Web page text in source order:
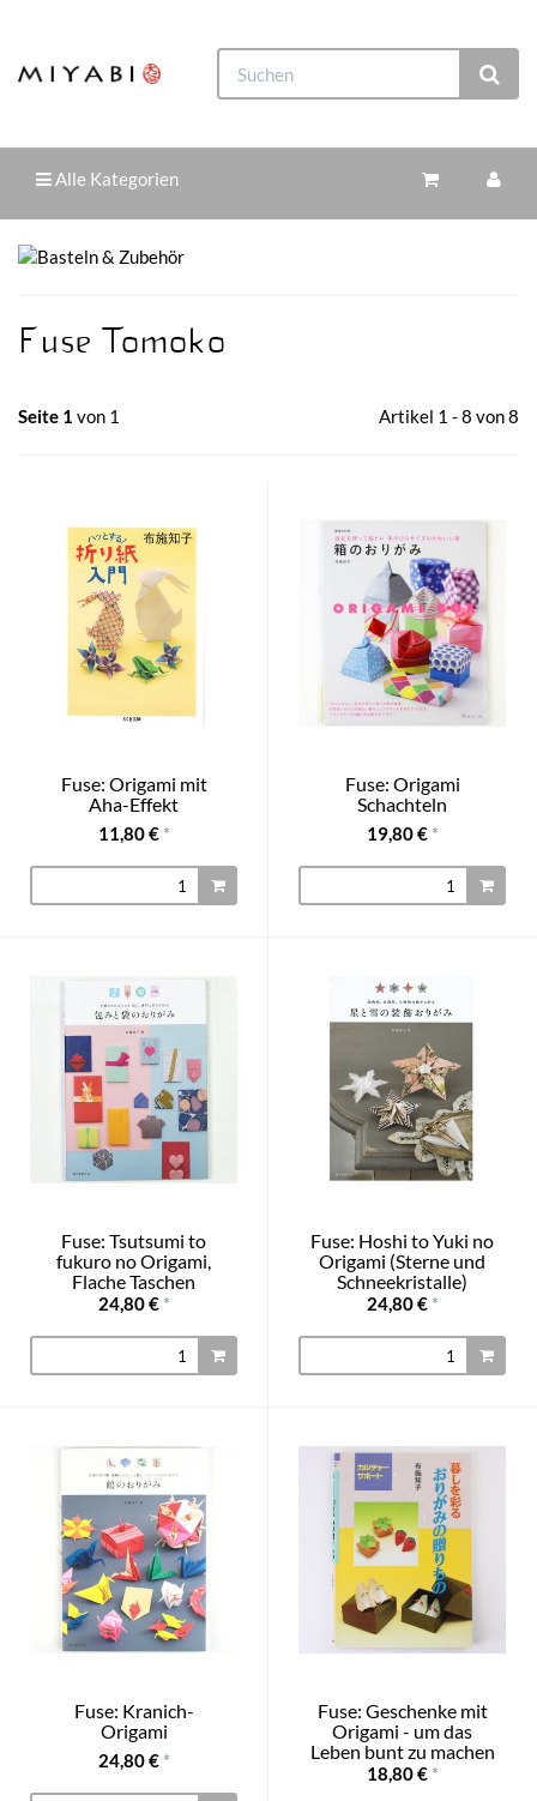
Alle Kategorien
Fuse Tomoko
Seite 1 von 1 Artikel 1 - 8 von 8
Fuse: Origami mit
Aha-Effekt
11,80 € *
Fuse: Origami
Schachteln
19,80 € *
Fuse: Tsutsumi to
fukuro no Origami,
Flache Taschen
24,80 € *
Fuse: Hoshi to Yuki no
Origami (Sterne und
Schneekristalle)
24,80 € *
Fuse: Kranich-
Origami
24,80 € *
Fuse: Geschenke mit
Origami - um das
Leben bunt zu machen
18,80 € *